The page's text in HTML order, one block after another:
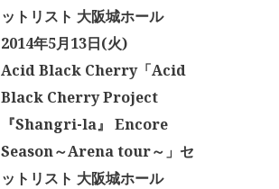
ットリスト 大阪城ホール
2014年5月13日(火)
Acid Black Cherry「Acid
Black Cherry Project
『Shangri-la』 Encore
Season～Arena tour～」セ
ットリスト 大阪城ホール